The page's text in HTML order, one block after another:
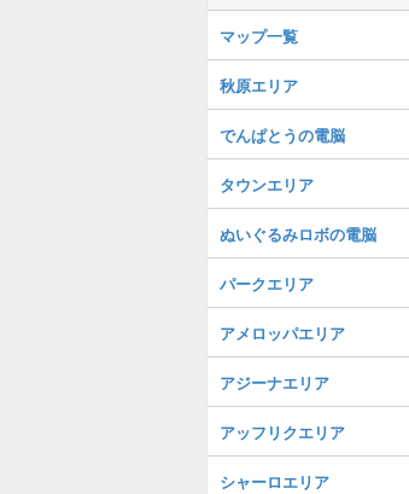
マップ一覧
秋原エリア
でんぱとうの電脳
タウンエリア
ぬいぐるみロボの電脳
パークエリア
アメロッパエリア
アジーナエリア
アッフリクエリア
シャーロエリア